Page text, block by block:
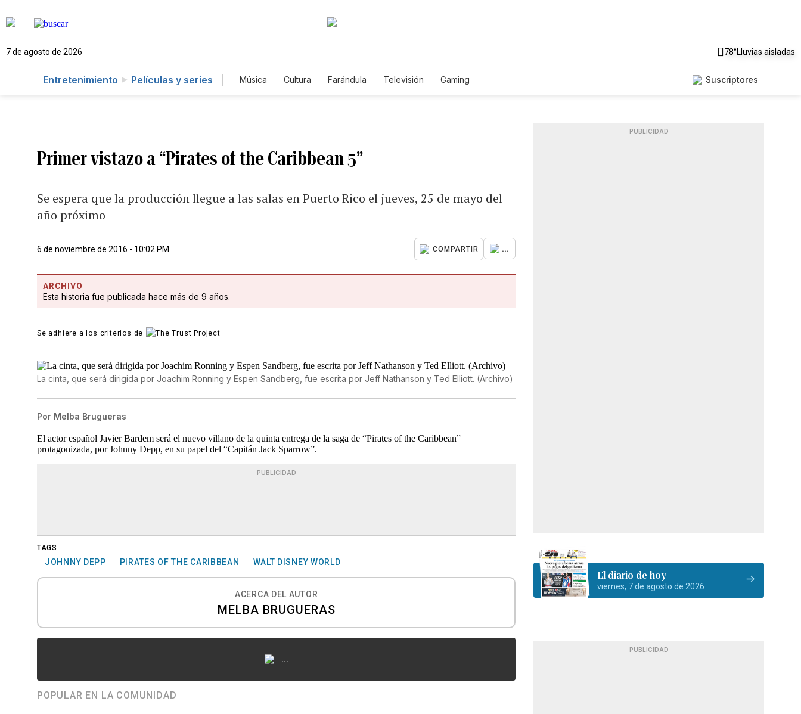
7 de agosto de 2026 78°Lluvias aisladas
Entretenimiento Películas y series Música Cultura Farándula Televisión Gaming Suscriptores
Primer vistazo a “Pirates of the Caribbean 5”
Se espera que la producción llegue a las salas en Puerto Rico el jueves, 25 de mayo del
año próximo
6 de noviembre de 2016 - 10:02 PM COMPARTIR ...
ARCHIVO
Esta historia fue publicada hace más de 9 años.
Se adhiere a los criterios de
La cinta, que será dirigida por Joachim Ronning y Espen Sandberg, fue escrita por Jeff Nathanson y Ted Elliott. (Archivo)
Por Melba Brugueras
El actor español Javier Bardem será el nuevo villano de la quinta entrega de la saga de “Pirates of the Caribbean”
protagonizada, por Johnny Depp, en su papel del “Capitán Jack Sparrow”.
PUBLICIDAD
TAGS
JOHNNY DEPP PIRATES OF THE CARIBBEAN WALT DISNEY WORLD
ACERCA DEL AUTOR
MELBA BRUGUERAS
...
POPULAR EN LA COMUNIDAD
PUBLICIDAD
El diario de hoy
viernes, 7 de agosto de 2026
PUBLICIDAD